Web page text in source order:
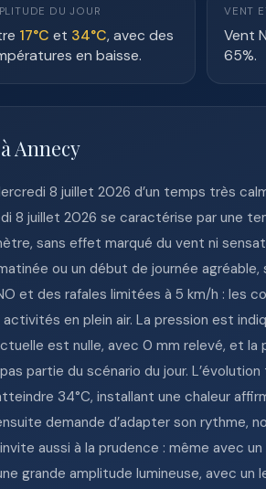
DU JOUR
17°C et 34°C, avec des
en baisse.
VENT
Vent
65%.
Annecy
8 juillet 2026 d’un temps très
8 juillet 2026 se caractérise par une
sans effet marqué du vent ni
ou un début de journée
et des rafales limitées à 5 km/h : les
en plein air. La pression est
est nulle, avec 0 mm relevé, et
partie du scénario du jour.
34°C, installant une chaleur
demande d’adapter son rythme,
aussi à la prudence : même avec
grande amplitude lumineuse, avec